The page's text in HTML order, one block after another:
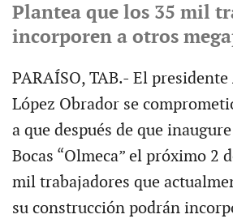
Plantea que los 35 mil
incorporen a otros
PARAÍSO, TAB.- El
López Obrador se
a que después de que
Bocas “Olmeca” el próximo 2
mil trabajadores que
su construcción podrán